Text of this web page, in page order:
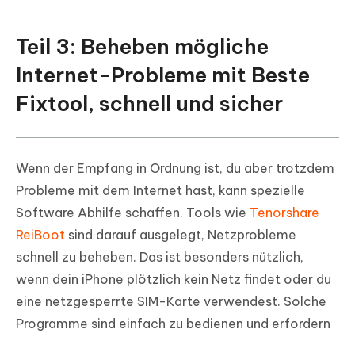
Teil 3: Beheben mögliche
Internet-Probleme mit Beste
Fixtool, schnell und sicher
Wenn der Empfang in Ordnung ist, du aber trotzdem
Probleme mit dem Internet hast, kann spezielle
Software Abhilfe schaffen. Tools wie Tenorshare
ReiBoot sind darauf ausgelegt, Netzprobleme
schnell zu beheben. Das ist besonders nützlich,
wenn dein iPhone plötzlich kein Netz findet oder du
eine netzgesperrte SIM-Karte verwendest. Solche
Programme sind einfach zu bedienen und erfordern